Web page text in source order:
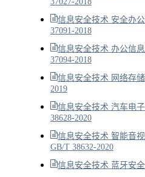
信息安全技术 安全办
37091-2018
信息安全技术 办公信
37094-2018
信息安全技术 网络存
2019
信息安全技术 汽车电
38628-2020
信息安全技术 智能音
GB/T 38632-2020
信息安全技术 蓝牙安